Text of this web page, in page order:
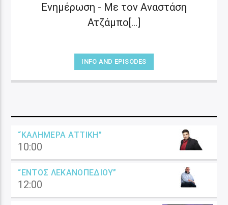
Ενημέρωση - Με τον Αναστάση
Ατζάμπο[...]
INFO AND EPISODES
“ΚΑΛΗΜΈΡΑ ΑΤΤΙΚΉ”
10:00
“ΕΝΤΌΣ ΛΕΚΑΝΟΠΕΔΊΟΥ”
12:00